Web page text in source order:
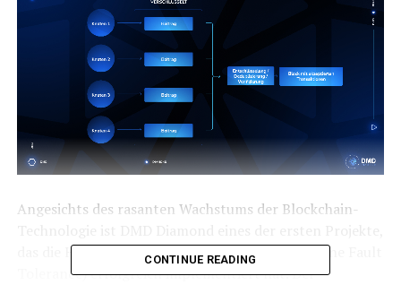
Angesichts des rasanten Wachstums der Blockchain-
das die Honey Badger BFT-Technologie (Byzantine Fault
Tolerance) erfolgreich implementiert hat. Der
CONTINUE READING